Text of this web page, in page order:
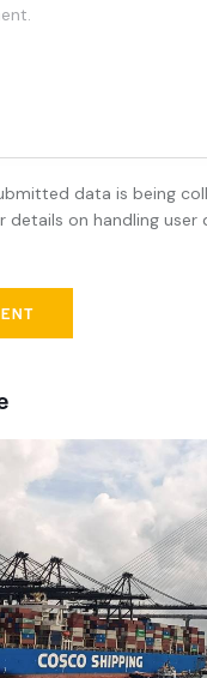
data is being
details on handling user